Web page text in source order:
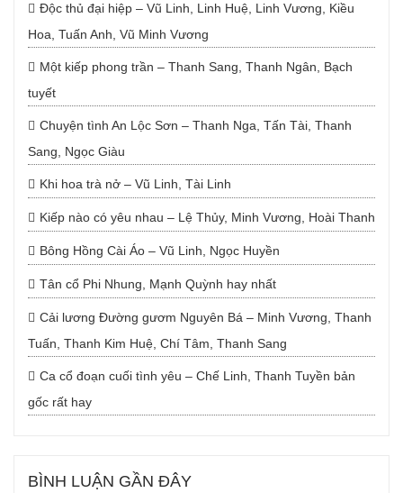
Độc thủ đại hiệp – Vũ Linh, Linh Huệ, Linh Vương, Kiều
Hoa, Tuấn Anh, Vũ Minh Vương
Một kiếp phong trần – Thanh Sang, Thanh Ngân, Bạch
tuyết
Chuyện tình An Lộc Sơn – Thanh Nga, Tấn Tài, Thanh
Sang, Ngọc Giàu
Khi hoa trà nở – Vũ Linh, Tài Linh
Kiếp nào có yêu nhau – Lệ Thủy, Minh Vương, Hoài Thanh
Bông Hồng Cài Áo – Vũ Linh, Ngọc Huyền
Tân cổ Phi Nhung, Mạnh Quỳnh hay nhất
Cải lương Đường gươm Nguyên Bá – Minh Vương, Thanh
Tuấn, Thanh Kim Huệ, Chí Tâm, Thanh Sang
Ca cổ đoạn cuối tình yêu – Chế Linh, Thanh Tuyền bản
gốc rất hay
BÌNH LUẬN GẦN ĐÂY